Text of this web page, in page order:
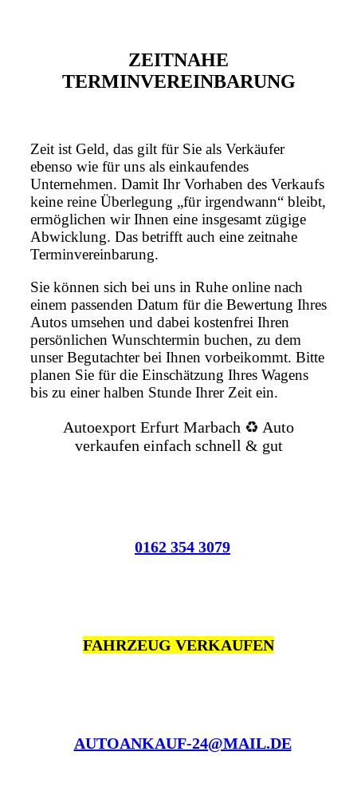
ZEITNAHE
TERMINVEREINBARUNG
Zeit ist Geld, das gilt für Sie als Verkäufer
ebenso wie für uns als einkaufendes
Unternehmen. Damit Ihr Vorhaben des Verkaufs
keine reine Überlegung „für irgendwann“ bleibt,
ermöglichen wir Ihnen eine insgesamt zügige
Abwicklung. Das betrifft auch eine zeitnahe
Terminvereinbarung.
Sie können sich bei uns in Ruhe online nach
einem passenden Datum für die Bewertung Ihres
Autos umsehen und dabei kostenfrei Ihren
persönlichen Wunschtermin buchen, zu dem
unser Begutachter bei Ihnen vorbeikommt. Bitte
planen Sie für die Einschätzung Ihres Wagens
bis zu einer halben Stunde Ihrer Zeit ein.
Autoexport Erfurt Marbach ♻️ Auto
verkaufen einfach schnell & gut
0162 354 3079
FAHRZEUG VERKAUFEN
AUTOANKAUF-24@MAIL.DE